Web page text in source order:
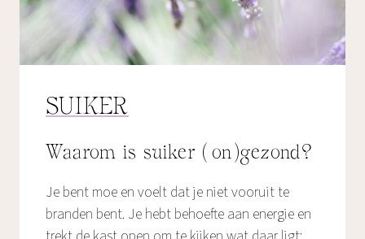
SUIKER
Waarom is suiker (on)gezond?
Je bent moe en voelt dat je niet vooruit te
branden bent. Je hebt behoefte aan energie en